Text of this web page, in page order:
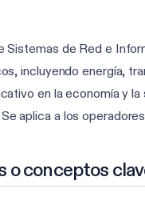
Sistemas de Red e
incluyendo energía,
en la economía y
aplica a los
o conceptos